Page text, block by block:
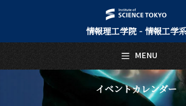
情報理工学院 - 情報工学
イベントカレンダー
MENU
日本語
トップページ
Top Page
情報工学系について